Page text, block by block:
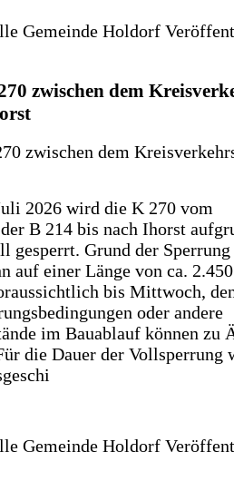
Gemeinde Holdorf
zwischen dem
2026 wird die K 270 vom
B 214 bis nach Ihorst
gesperrt. Grund der
auf einer Länge von ca.
bis Mittwoch,
oder andere
im Bauablauf können zu
die Dauer der Vollsperrung
Gemeinde Holdorf